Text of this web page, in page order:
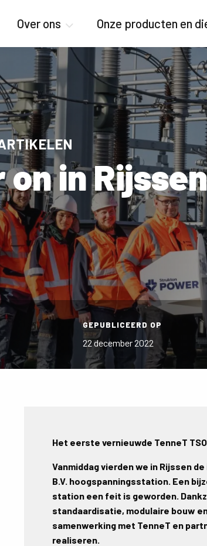
Over ons Onze producten en
on in Rijssen
GEPUBLICEERD OP
22 december 2022
Het eerste vernieuwde TenneT
Vanmiddag vierden we in Rijssen
B.V. hoogspanningsstation. Een
station een feit is geworden.
standaardisatie, modulaire bouw
samenwerking met TenneT en
realiseren.